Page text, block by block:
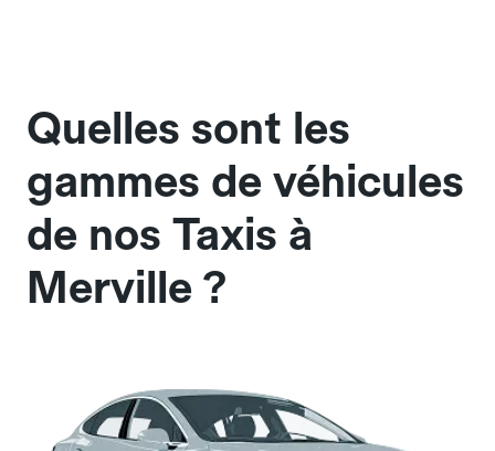
Quelles sont les
gammes de véhicules
de nos Taxis à
Merville ?